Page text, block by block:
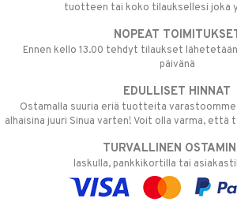
tuotteen tai koko tilauksellesi joka
NOPEAT
Ennen kello 13.00 tehdyt tilaukset
päivänä
EDULLISET HINNAT
Ostamalla suuria eriä tuotteita
alhaisina juuri Sinua varten! Voit olla varma,
TURVALLINEN
laskulla, pankkikortilla tai